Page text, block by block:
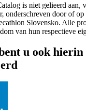
is niet gelieerd aan,
onderschreven door of
Slovensko. Alle
van hun respectieve
u ook hierin